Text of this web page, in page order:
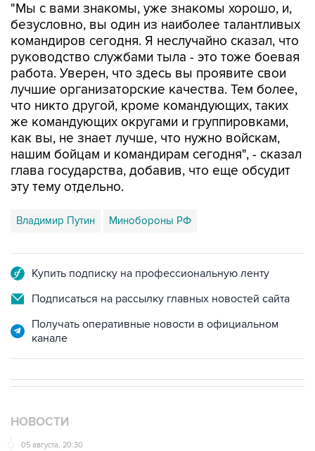
"Мы с вами знакомы, уже знакомы хорошо, и,
безусловно, вы один из наиболее талантливых
командиров сегодня. Я неслучайно сказал, что
руководство службами тыла - это тоже боевая
работа. Уверен, что здесь вы проявите свои
лучшие организаторские качества. Тем более,
что никто другой, кроме командующих, таких
же командующих округами и группировками,
как вы, не знает лучше, что нужно войскам,
нашим бойцам и командирам сегодня", - сказал
глава государства, добавив, что еще обсудит
эту тему отдельно.
Владимир Путин Минобороны РФ
Купить подписку на профессиональную ленту
Подписаться на рассылку главных новостей сайта
Получать оперативные новости в официальном
канале
НОВОСТИ
05 августа, 20:30